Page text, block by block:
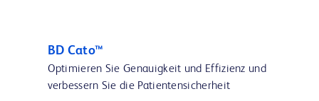
BD Cato™
Optimieren Sie Genauigkeit und Effizienz und
verbessern Sie die Patientensicherheit